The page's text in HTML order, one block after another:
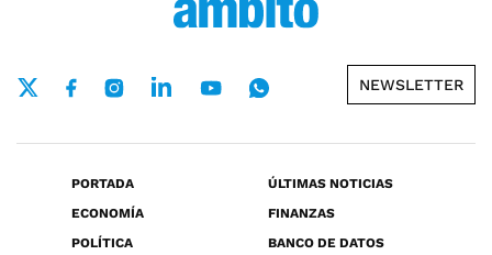
NEWSLETTER
PORTADA
ÚLTIMAS NOTICIAS
ECONOMÍA
FINANZAS
POLÍTICA
BANCO DE DATOS